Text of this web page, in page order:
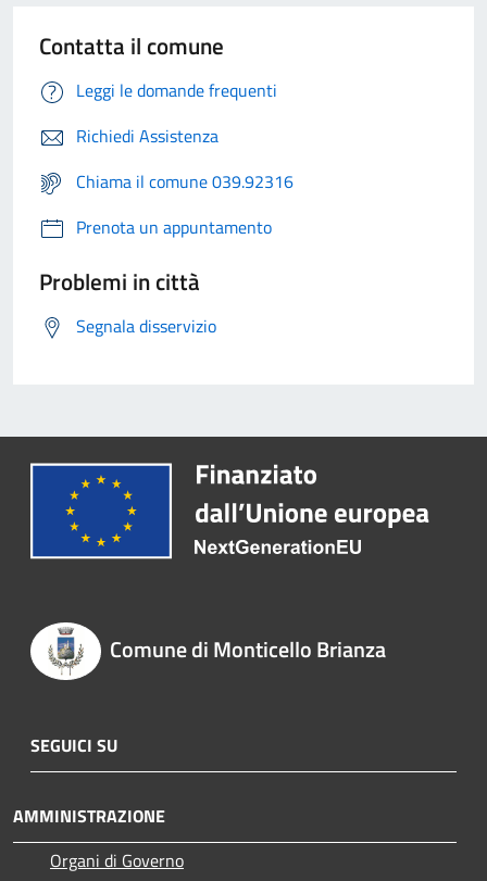
Contatta il comune
Leggi le domande frequenti
Richiedi Assistenza
Chiama il comune 039.92316
Prenota un appuntamento
Problemi in città
Segnala disservizio
Comune di Monticello Brianza
SEGUICI SU
AMMINISTRAZIONE
Organi di Governo